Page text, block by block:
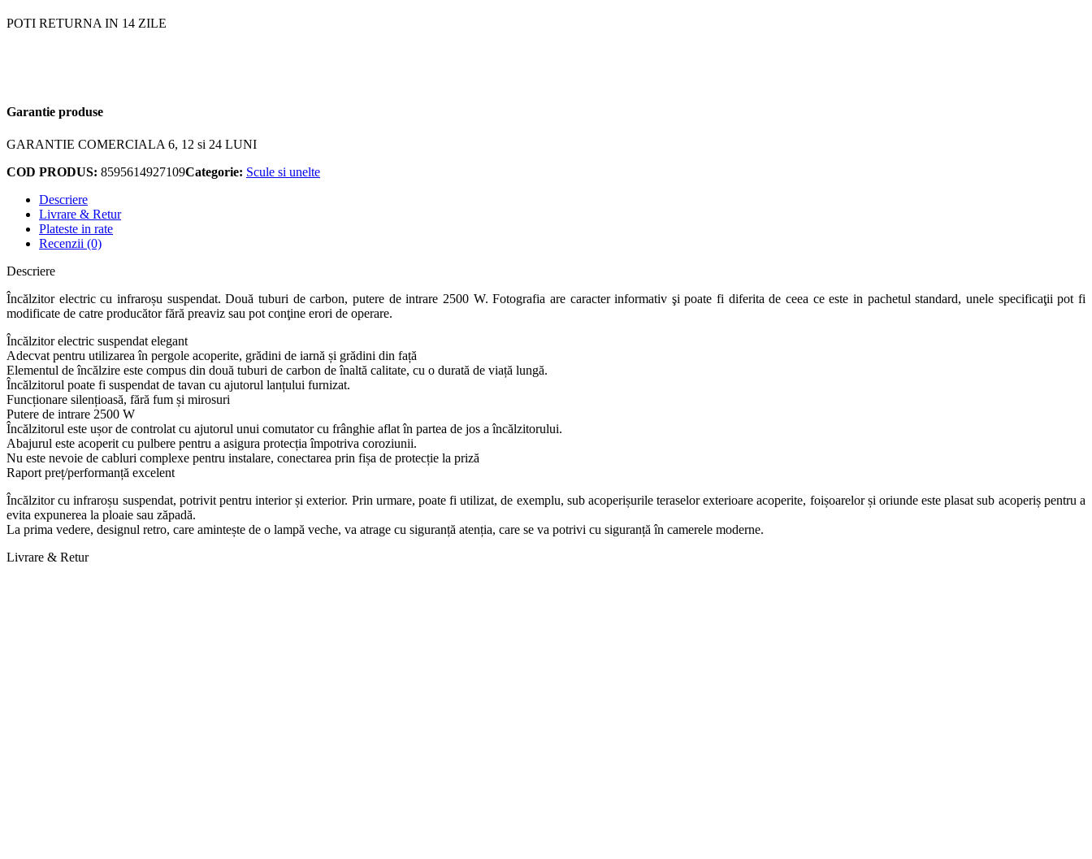
POTI RETURNA IN 14 ZILE
Garantie produse
GARANTIE COMERCIALA 6, 12 si 24 LUNI
COD PRODUS: 8595614927109Categorie: Scule si unelte
Descriere
Livrare & Retur
Plateste in rate
Recenzii (0)
Descriere
Încălzitor electric cu infraroșu suspendat. Două tuburi de carbon, putere de intrare 2500 W. Fotografia are caracter informativ şi poate fi diferita de ceea ce este in pachetul standard, unele specificaţii pot fi
modificate de catre producător fără preaviz sau pot conţine erori de operare.
Încălzitor electric suspendat elegant
Adecvat pentru utilizarea în pergole acoperite, grădini de iarnă și grădini din față
Elementul de încălzire este compus din două tuburi de carbon de înaltă calitate, cu o durată de viață lungă.
Încălzitorul poate fi suspendat de tavan cu ajutorul lanțului furnizat.
Funcționare silențioasă, fără fum și mirosuri
Putere de intrare 2500 W
Încălzitorul este ușor de controlat cu ajutorul unui comutator cu frânghie aflat în partea de jos a încălzitorului.
Abajurul este acoperit cu pulbere pentru a asigura protecția împotriva coroziunii.
Nu este nevoie de cabluri complexe pentru instalare, conectarea prin fișa de protecție la priză
Raport preț/performanță excelent
Încălzitor cu infraroșu suspendat, potrivit pentru interior și exterior. Prin urmare, poate fi utilizat, de exemplu, sub acoperișurile teraselor exterioare acoperite, foișoarelor și oriunde este plasat sub acoperiș pentru a
evita expunerea la ploaie sau zăpadă.
La prima vedere, designul retro, care amintește de o lampă veche, va atrage cu siguranță atenția, care se va potrivi cu siguranță în camerele moderne.
Livrare & Retur